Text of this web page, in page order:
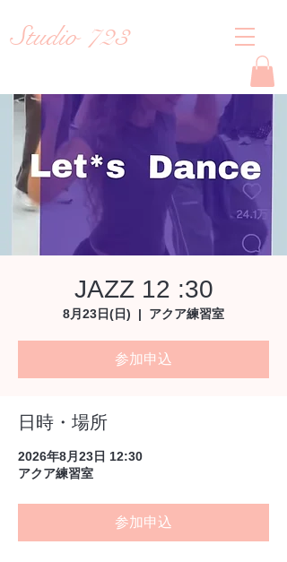
Studio 723
JAZZ 12 :30
8月23日(日)
  |
アクア練習室
参加申込
日時・場所
2026年8月23日 12:30
アクア練習室
参加申込